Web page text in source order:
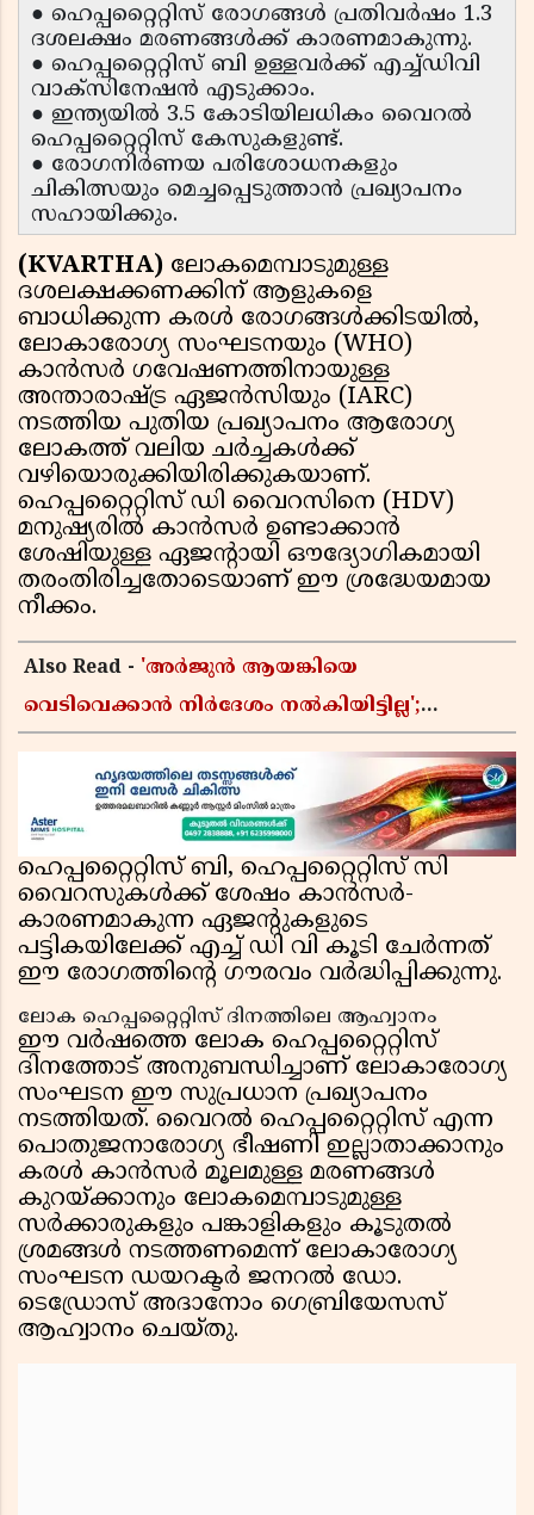
● ഹെപ്പറ്റൈറ്റിസ് രോഗങ്ങൾ പ്രതിവർഷം 1.3
ദശലക്ഷം മരണങ്ങൾക്ക് കാരണമാകുന്നു.
● ഹെപ്പറ്റൈറ്റിസ് ബി ഉള്ളവർക്ക് എച്ച്ഡിവി
വാക്സിനേഷൻ എടുക്കാം.
● ഇന്ത്യയിൽ 3.5 കോടിയിലധികം വൈറൽ
ഹെപ്പറ്റൈറ്റിസ് കേസുകളുണ്ട്.
● രോഗനിർണയ പരിശോധനകളും
ചികിത്സയും മെച്ചപ്പെടുത്താൻ പ്രഖ്യാപനം
സഹായിക്കും.
(KVARTHA) ലോകമെമ്പാടുമുള്ള
ദശലക്ഷക്കണക്കിന് ആളുകളെ
ബാധിക്കുന്ന കരൾ രോഗങ്ങൾക്കിടയിൽ,
ലോകാരോഗ്യ സംഘടനയും (WHO)
കാൻസർ ഗവേഷണത്തിനായുള്ള
അന്താരാഷ്ട്ര ഏജൻസിയും (IARC)
നടത്തിയ പുതിയ പ്രഖ്യാപനം ആരോഗ്യ
ലോകത്ത് വലിയ ചർച്ചകൾക്ക്
വഴിയൊരുക്കിയിരിക്കുകയാണ്.
ഹെപ്പറ്റൈറ്റിസ് ഡി വൈറസിനെ (HDV)
മനുഷ്യരിൽ കാൻസർ ഉണ്ടാക്കാൻ
ശേഷിയുള്ള ഏജന്റായി ഔദ്യോഗികമായി
തരംതിരിച്ചതോടെയാണ് ഈ ശ്രദ്ധേയമായ
നീക്കം.
Also Read - 'അർജുൻ ആയങ്കിയെ
വെടിവെക്കാൻ നിർദേശം നൽകിയിട്ടില്ല';
ചെന്നിത്തല
ഹെപ്പറ്റൈറ്റിസ് ബി, ഹെപ്പറ്റൈറ്റിസ് സി
വൈറസുകൾക്ക് ശേഷം കാൻസർ-
കാരണമാകുന്ന ഏജന്റുകളുടെ
പട്ടികയിലേക്ക് എച്ച് ഡി വി കൂടി ചേർന്നത്
ഈ രോഗത്തിന്റെ ഗൗരവം വർദ്ധിപ്പിക്കുന്നു.
ലോക ഹെപ്പറ്റൈറ്റിസ് ദിനത്തിലെ ആഹ്വാനം
ഈ വർഷത്തെ ലോക ഹെപ്പറ്റൈറ്റിസ്
ദിനത്തോട് അനുബന്ധിച്ചാണ് ലോകാരോഗ്യ
സംഘടന ഈ സുപ്രധാന പ്രഖ്യാപനം
നടത്തിയത്. വൈറൽ ഹെപ്പറ്റൈറ്റിസ് എന്ന
പൊതുജനാരോഗ്യ ഭീഷണി ഇല്ലാതാക്കാനും
കരൾ കാൻസർ മൂലമുള്ള മരണങ്ങൾ
കുറയ്ക്കാനും ലോകമെമ്പാടുമുള്ള
സർക്കാരുകളും പങ്കാളികളും കൂടുതൽ
ശ്രമങ്ങൾ നടത്തണമെന്ന് ലോകാരോഗ്യ
സംഘടന ഡയറക്ടർ ജനറൽ ഡോ.
ടെഡ്രോസ് അദാനോം ഗെബ്രിയേസസ്
ആഹ്വാനം ചെയ്തു.